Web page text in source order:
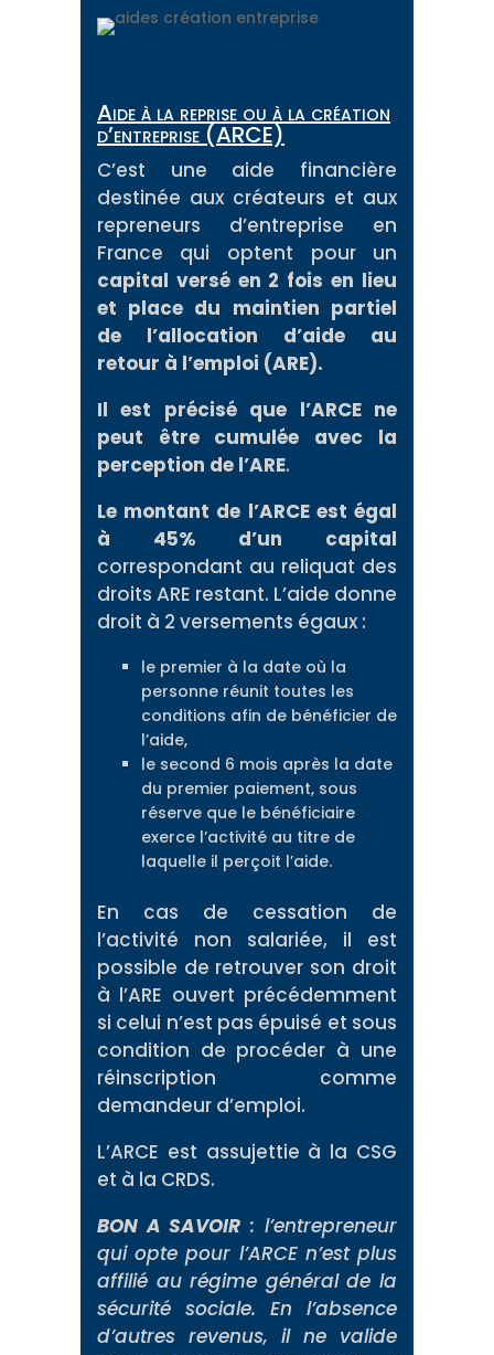
Aide à la reprise ou à la création
d’entreprise (ARCE)
C’est une aide financière
destinée aux créateurs et aux
repreneurs d’entreprise en
France qui optent pour un
capital versé en 2 fois en lieu
et place du maintien partiel
de l’allocation d’aide au
retour à l’emploi (ARE).
Il est précisé que l’ARCE ne
peut être cumulée avec la
perception de l’ARE.
Le montant de l’ARCE est égal
à 45% d’un capital
correspondant au reliquat des
droits ARE restant. L’aide donne
droit à 2 versements égaux :
le premier à la date où la
personne réunit toutes les
conditions afin de bénéficier de
l’aide,
le second 6 mois après la date
du premier paiement, sous
réserve que le bénéficiaire
exerce l’activité au titre de
laquelle il perçoit l’aide.
En cas de cessation de
l’activité non salariée, il est
possible de retrouver son droit
à l’ARE ouvert précédemment
si celui n’est pas épuisé et sous
condition de procéder à une
réinscription comme
demandeur d’emploi.
L’ARCE est assujettie à la CSG
et à la CRDS.
BON A SAVOIR : l’entrepreneur
qui opte pour l’ARCE n’est plus
affilié au régime général de la
sécurité sociale. En l’absence
d’autres revenus, il ne valide